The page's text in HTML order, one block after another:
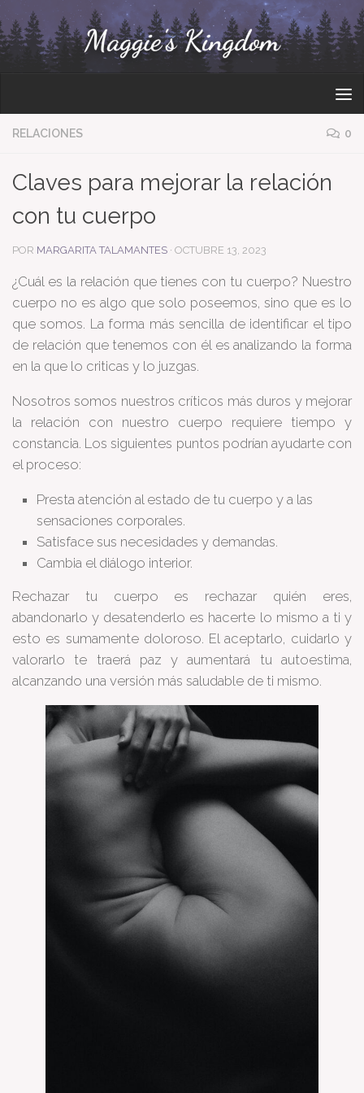
Bajo el contenido
RELACIONES 0
Claves para mejorar la relación
con tu cuerpo
POR MARGARITA TALAMANTES · OCTUBRE 13, 2023
¿Cuál es la relación que tienes con tu cuerpo? Nuestro
cuerpo no es algo que solo poseemos, sino que es lo
que somos. La forma más sencilla de identificar el tipo
de relación que tenemos con él es analizando la forma
en la que lo criticas y lo juzgas.
Nosotros somos nuestros críticos más duros y mejorar
la relación con nuestro cuerpo requiere tiempo y
constancia. Los siguientes puntos podrían ayudarte con
el proceso:
Presta atención al estado de tu cuerpo y a las
sensaciones corporales.
Satisface sus necesidades y demandas.
Cambia el diálogo interior.
Rechazar tu cuerpo es rechazar quién eres,
abandonarlo y desatenderlo es hacerte lo mismo a ti y
esto es sumamente doloroso. El aceptarlo, cuidarlo y
valorarlo te traerá paz y aumentará tu autoestima,
alcanzando una versión más saludable de ti mismo.